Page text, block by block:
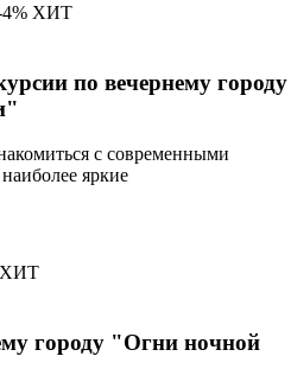
ХИТ
по вечернему городу
с современными
яркие
ХИТ
городу "Огни ночной